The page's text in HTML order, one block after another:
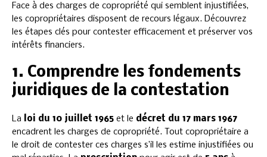
Face à des charges de copropriété qui semblent injustifiées,
les copropriétaires disposent de recours légaux. Découvrez
les étapes clés pour contester efficacement et préserver vos
intérêts financiers.
1. Comprendre les fondements
juridiques de la contestation
La loi du 10 juillet 1965 et le décret du 17 mars 1967
encadrent les charges de copropriété. Tout copropriétaire a
le droit de contester ces charges s’il les estime injustifiées ou